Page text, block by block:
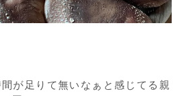
が足りて無いなぁと感じてる親